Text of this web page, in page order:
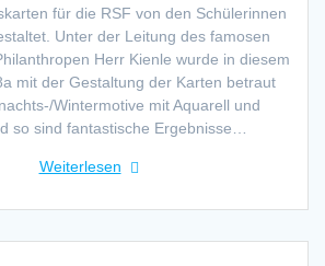
für die RSF von den Schülerinnen
Unter der Leitung des famosen
Herr Kienle wurde in diesem
mit der Gestaltung der Karten betraut
Wintermotive mit Aquarell und
so sind fantastische Ergebnisse…
Weiterlesen